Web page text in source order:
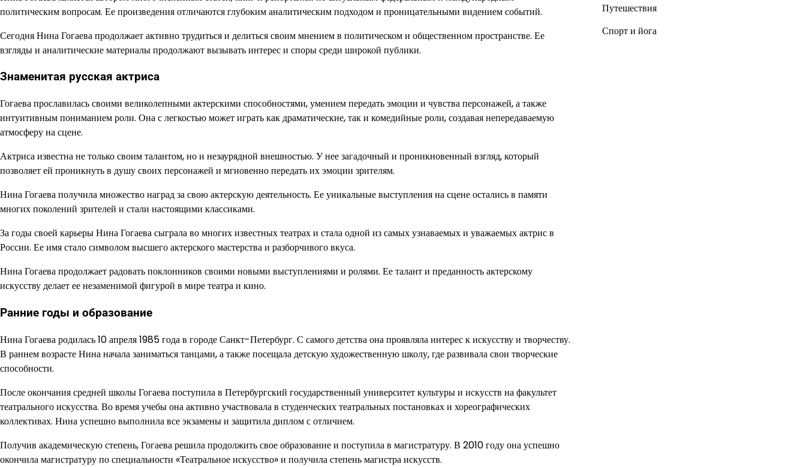
политическим вопросам. Ее произведения отличаются глубоким аналитическим подходом и проницательными видением событий.
Сегодня Нина Гогаева продолжает активно трудиться и делиться своим мнением в политическом и общественном пространстве. Ее
взгляды и аналитические материалы продолжают вызывать интерес и споры среди широкой публики.
Знаменитая русская актриса
Гогаева прославилась своими великолепными актерскими способностями, умением передать эмоции и чувства персонажей, а также
интуитивным пониманием роли. Она с легкостью может играть как драматические, так и комедийные роли, создавая непередаваемую
атмосферу на сцене.
Актриса известна не только своим талантом, но и незаурядной внешностью. У нее загадочный и проникновенный взгляд, который
позволяет ей проникнуть в душу своих персонажей и мгновенно передать их эмоции зрителям.
Нина Гогаева получила множество наград за свою актерскую деятельность. Ее уникальные выступления на сцене остались в памяти
многих поколений зрителей и стали настоящими классиками.
За годы своей карьеры Нина Гогаева сыграла во многих известных театрах и стала одной из самых узнаваемых и уважаемых актрис в
России. Ее имя стало символом высшего актерского мастерства и разборчивого вкуса.
Нина Гогаева продолжает радовать поклонников своими новыми выступлениями и ролями. Ее талант и преданность актерскому
искусству делает ее незаменимой фигурой в мире театра и кино.
Ранние годы и образование
Нина Гогаева родилась 10 апреля 1985 года в городе Санкт-Петербург. С самого детства она проявляла интерес к искусству и творчеству.
В раннем возрасте Нина начала заниматься танцами, а также посещала детскую художественную школу, где развивала свои творческие
способности.
После окончания средней школы Гогаева поступила в Петербургский государственный университет культуры и искусств на факультет
театрального искусства. Во время учебы она активно участвовала в студенческих театральных постановках и хореографических
коллективах. Нина успешно выполнила все экзамены и защитила диплом с отличием.
Получив академическую степень, Гогаева решила продолжить свое образование и поступила в магистратуру. В 2010 году она успешно
окончила магистратуру по специальности «Театральное искусство» и получила степень магистра искусств.
Путешествия
Спорт и йога